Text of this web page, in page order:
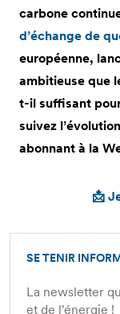
carbone
d’échange de
européenne,
ambitieuse que
t-il suffisant
suivez
abonnant à la
📩
SE TENIR
La newsletter
et de l'énergie !